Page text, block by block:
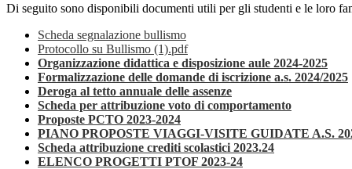
Di seguito sono disponibili documenti utili per gli studenti e le loro
Scheda segnalazione bullismo
Protocollo su Bullismo (1).pdf
Organizzazione didattica e disposizione aule 2024-2025
Formalizzazione delle domande di iscrizione a.s. 2024/2025
Deroga al tetto annuale delle assenze
Scheda per attribuzione voto di comportamento
Proposte PCTO 2023-2024
PIANO PROPOSTE VIAGGI-VISITE GUIDATE A.S.
Scheda attribuzione crediti scolastici 2023.24
ELENCO PROGETTI PTOF 2023-24